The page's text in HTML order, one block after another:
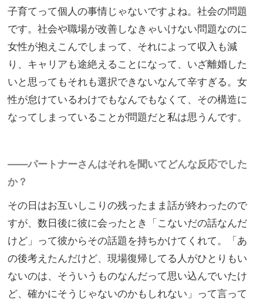
子育てって個人の事情じゃないですよね。社会の問題
です。社会や職場が改善しなきゃいけない問題なのに
女性が抱えこんでしまって、それによって収入も減
り、キャリアも途絶えることになって、いざ離婚した
いと思ってもそれも選択できないなんて辛すぎる。女
性が怠けているわけでもなんでもなくて、その構造に
なってしまっていることが問題だと私は思うんです。
——パートナーさんはそれを聞いてどんな反応でした
か？
その日はお互いしこりの残ったまま話が終わったので
すが、数日後に彼に会ったとき「こないだの話なんだ
けど」って彼からその話題を持ちかけてくれて。「あ
の後考えたんだけど、現場復帰してる人がひとりもい
ないのは、そういうものなんだって思い込んでいたけ
ど、確かにそうじゃないのかもしれない」って言って